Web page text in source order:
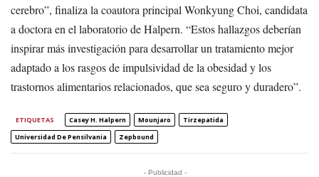
cerebro”, finaliza la coautora principal Wonkyung Choi, candidata
a doctora en el laboratorio de Halpern. “Estos hallazgos deberían
inspirar más investigación para desarrollar un tratamiento mejor
adaptado a los rasgos de impulsividad de la obesidad y los
trastornos alimentarios relacionados, que sea seguro y duradero”.
ETIQUETAS Casey H. Halpern Mounjaro
Tirzepatida
Universidad De Pensilvania
Zepbound
- Publicidad -